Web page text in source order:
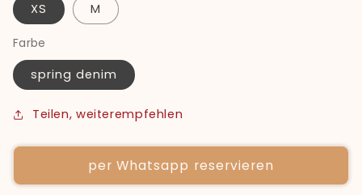
XS M
Farbe
spring denim
Teilen, weiterempfehlen
per Whatsapp reservieren